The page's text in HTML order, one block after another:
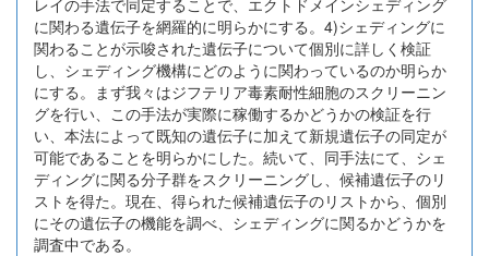
レイの手法で同定することで、エクトドメインシェディング
に関わる遺伝子を網羅的に明らかにする。4)シェディングに
関わることが示唆された遺伝子について個別に詳しく検証
し、シェディング機構にどのように関わっているのか明らか
にする。まず我々はジフテリア毒素耐性細胞のスクリーニン
グを行い、この手法が実際に稼働するかどうかの検証を行
い、本法によって既知の遺伝子に加えて新規遺伝子の同定が
可能であることを明らかにした。続いて、同手法にて、シェ
ディングに関る分子群をスクリーニングし、候補遺伝子のリ
ストを得た。現在、得られた候補遺伝子のリストから、個別
にその遺伝子の機能を調べ、シェディングに関るかどうかを
調査中である。